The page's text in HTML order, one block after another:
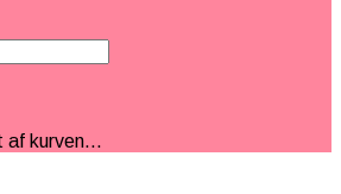
af kurven...